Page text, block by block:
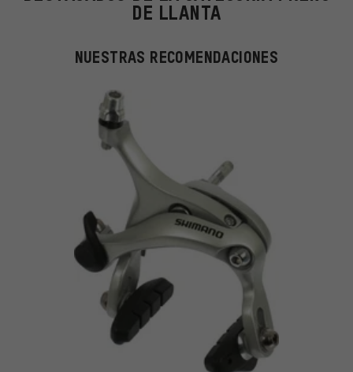
DE LLANTA
NUESTRAS RECOMENDACIONES